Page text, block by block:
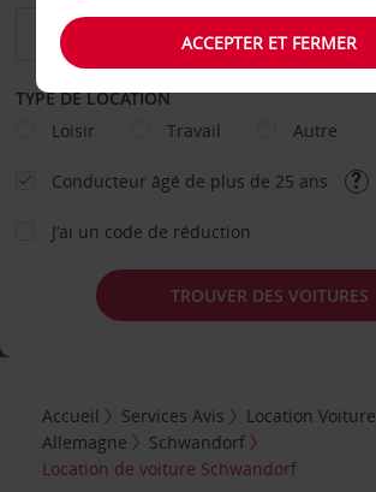
TYPE DE LOCATION
Loisir
Travail Autre
Conducteur âgé de plus de 25 ans
J’ai un code de réduction
TROUVER DES VOITURES
Accueil Services Avis Location Voiture
Allemagne
Schwandorf
Location de voiture Schwandorf
ACCEPTER ET FERMER